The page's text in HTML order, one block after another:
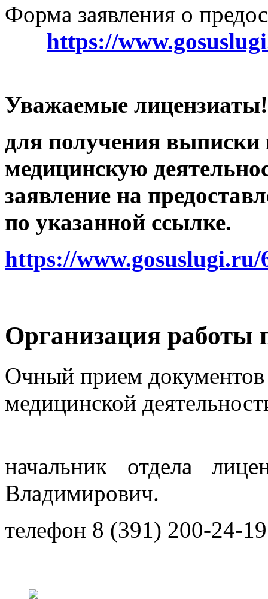
Форма заявления о
https://
Уважаемые лицензиаты!
для получения выписки
медицинскую
заявление на
по указанной ссылке.
https://www.gosuslugi.ru/
Организация работы
Очный прием документов
медицинской
начальник отдела
Владимирович.
телефон 8 (391) 200-24-